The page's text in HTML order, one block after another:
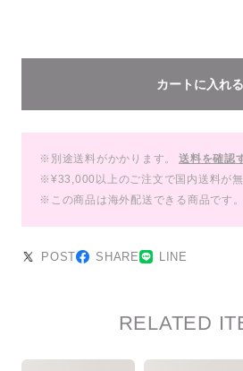
カートに入れる
※別途送料がかかります。
送料を確認
※¥33,000以上のご注文で国内送料が無
※この商品は海外配送できる商品です。
POST SHARE LINE
RELATED